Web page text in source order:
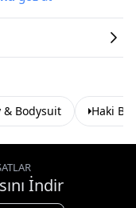
& Bodysuit Haki
İndir